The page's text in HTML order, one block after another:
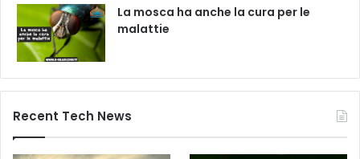
La mosca ha anche la cura per le
malattie
Recent Tech News